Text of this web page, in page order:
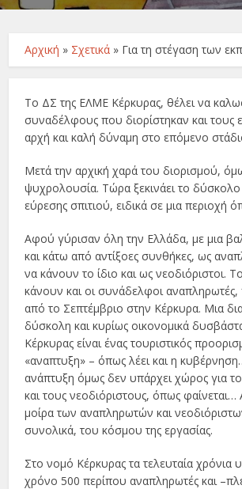
Αρχική » Σχετικά » Για τη στέγαση των
Το ΔΣ της ΕΛΜΕ Κέρκυρας, θέλει να
συναδέλφους που διορίστηκαν και τους
αρχή και καλή δύναμη στο επόμενο
Μετά την αρχική χαρά του διορισμού,
ψυχρολουσία. Τώρα ξεκινάει το δύσκολο
εύρεσης σπιτιού, ειδικά σε μια περιοχή
Αφού γύρισαν όλη την Ελλάδα, με μια
και κάτω από αντίξοες συνθήκες, ως
να κάνουν το ίδιο και ως νεοδιόριστοι.
κάνουν και οι συνάδελφοι
από το Σεπτέμβριο στην Κέρκυρα. Μια
δύσκολη και κυρίως οικονομικά
Κέρκυρας είναι ένας τουριστικός
«αναπτυξη» – όπως λέει και η
ανάπτυξη όμως δεν υπάρχει χώρος για
και τους νεοδιόριστους, όπως φαίνεται…
μοίρα των αναπληρωτών και
συνολικά, του κόσμου της εργασίας.
Στο νομό Κέρκυρας τα τελευταία χρόνια
χρόνο 500 περίπου αναπληρωτές και